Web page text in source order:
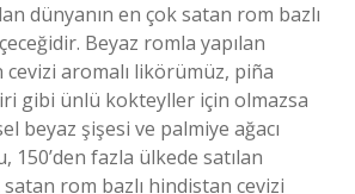
dünyanın en çok satan rom bazlı
Beyaz romla yapılan
aromalı likörümüz, piña
gibi ünlü kokteyller için olmazsa
beyaz şişesi ve palmiye ağacı
150’den fazla ülkede satılan
rom bazlı hindistan cevizi